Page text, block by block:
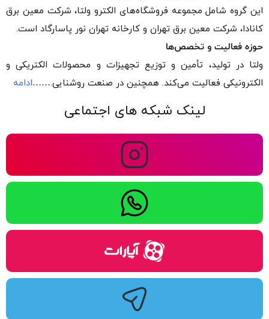
این گروه شامل مجموعه فروشگاه‌های الکترو ولتا، شرکت معین برق
کانادا، شرکت معین برق تهران و کارخانه تهران نور پاسارگاد است.
حوزه فعالیت و تخصص‌ها
ولتا در تولید، تأمین و توزیع تجهیزات و محصولات الکتریکی و
الکترونیکی فعالیت می‌کند. همچنین در صنعت روشنایی.……ادامه
لینک شبکه های اجتماعی